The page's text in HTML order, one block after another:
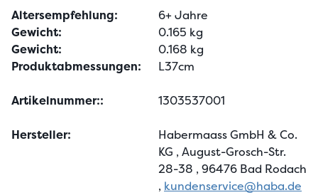
Altersempfehlung:
6+ Jahre
Gewicht:
0.165 kg
Gewicht:
0.168 kg
Produktabmessungen:
L37cm
Artikelnummer:: 1303537001
Hersteller:
Habermaass GmbH & Co.
KG , August-Grosch-Str.
28-38 , 96476 Bad Rodach
, kundenservice@haba.de